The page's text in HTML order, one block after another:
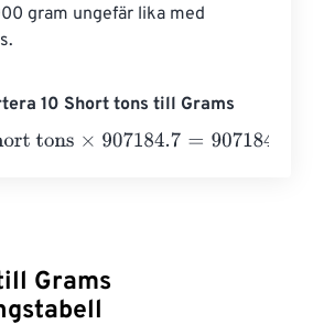
gram ungefär lika med
10 Short tons till Grams
×907184.7=9071847 Grams
Grams